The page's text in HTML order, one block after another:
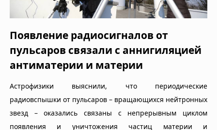
Появление радиосигналов от
пульсаров связали с аннигиляцией
антиматерии и материи
Астрофизики выяснили, что периодические
радиовспышки от пульсаров – вращающихся нейтронных
звезд – оказались связаны с непрерывным циклом
появления и уничтожения частиц материи и